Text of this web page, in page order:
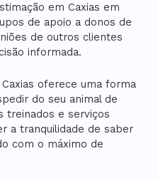
em Caxias em
de apoio a donos de
de outros clientes
informada.
oferece uma forma
do seu animal de
treinados e serviços
a tranquilidade de saber
com o máximo de